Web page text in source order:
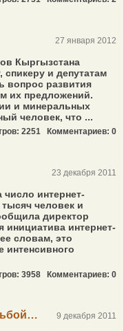
27 января 2012
Кыргызстана
спикеру и депутатам
вопрос развития
их предложений.
и минеральных
человек, что ...
2251 Комментариев: 0
23 декабря 2011
число интернет-
человек и
директор
инициатива интернет-
словам, это
интенсивного
3958 Комментариев: 0
9 декабря 2011